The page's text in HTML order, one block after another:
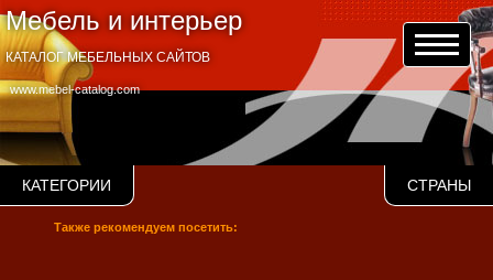
Мебель и интерьер
www.mebel-catalog.com
КАТАЛОГ МЕБЕЛЬНЫХ САЙТОВ
КАТЕГОРИИ СТРАНЫ
Также рекомендуем посетить: